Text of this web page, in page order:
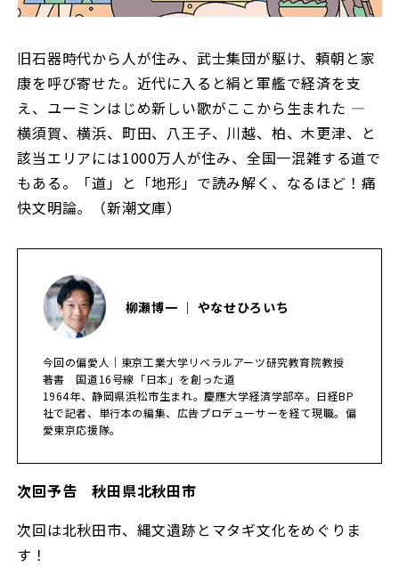
旧石器時代から人が住み、武士集団が駆け、頼朝と家
康を呼び寄せた。近代に入ると絹と軍艦で経済を支
え、ユーミンはじめ新しい歌がここから生まれた ―
横須賀、横浜、町田、八王子、川越、柏、木更津、と
該当エリアには1000万人が住み、全国一混雑する道で
もある。「道」と「地形」で読み解く、なるほど！痛
快文明論。（新潮文庫）
柳瀬博一 ｜ やなせひろいち
今回の偏愛人｜東京工業大学リベラルアーツ研究教育院教授
著書 国道16号線「日本」を創った道
1964年、静岡県浜松市生まれ。慶應大学経済学部卒。日経BP
社で記者、単行本の編集、広告プロデューサーを経て現職。偏
愛東京応援隊。
次回予告 秋田県北秋田市
次回は北秋田市、縄文遺跡とマタギ文化をめぐりま
す！